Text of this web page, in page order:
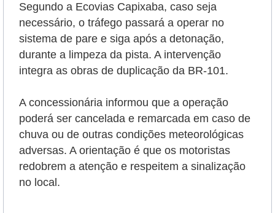
Segundo a Ecovias Capixaba, caso seja
necessário, o tráfego passará a operar no
sistema de pare e siga após a detonação,
durante a limpeza da pista. A intervenção
integra as obras de duplicação da BR-101.
A concessionária informou que a operação
poderá ser cancelada e remarcada em caso de
chuva ou de outras condições meteorológicas
adversas. A orientação é que os motoristas
redobrem a atenção e respeitem a sinalização
no local.